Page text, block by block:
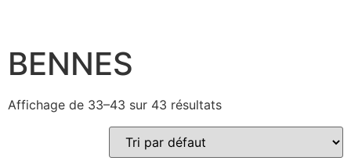
BENNES
Affichage de 33–43 sur 43 résultats